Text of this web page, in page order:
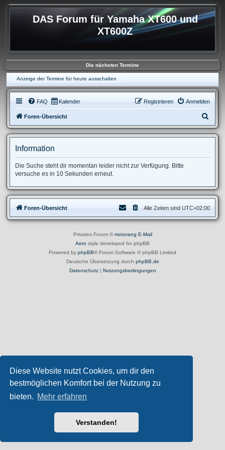
Diese Website nutzt Cookies, um dir den
bestmöglichen Komfort bei der Nutzung zu
bieten. Mehr erfahren
Verstanden!
DAS Forum für Yamaha XT600 und
XT600Z
Die nächsten Termine
Anzeige der Termine für heute ausschalten
FAQ Kalender Anmelden
Registrieren
Foren-Übersicht
u
Information
Die Suche steht dir momentan leider nicht zur Verfügung. Bitte
versuche es in 10 Sekunden erneut.
Foren-Übersicht Alle Zeiten sind UTC+02:00
Privates Forum ©motorang E-Mail
Aero style developed for phpBB
Powered by phpBB® Forum Software © phpBB Limited
Deutsche Übersetzung durch phpBB.de
Datenschutz| Nutzungsbedingungen